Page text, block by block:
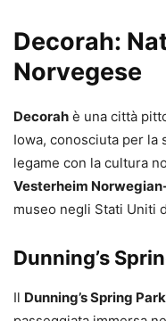
Decorah:
Norvegese
Decorah è una città
Iowa, conosciuta per la
legame con la cultura
Vesterheim
museo negli Stati Uniti
Dunning’s
Il Dunning’s Spring Park